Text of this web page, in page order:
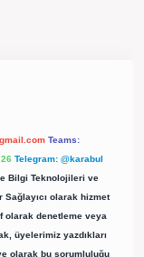
Teams:
Telegram: @karabul
Bilgi Teknolojileri ve
Sağlayıcı olarak hizmet
olarak denetleme veya
üyelerimiz yazdıkları
olarak bu sorumluluğu